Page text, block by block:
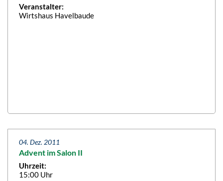
Veranstalter:
Wirtshaus Havelbaude
04. Dez. 2011
Advent im Salon II
Uhrzeit:
15:00 Uhr